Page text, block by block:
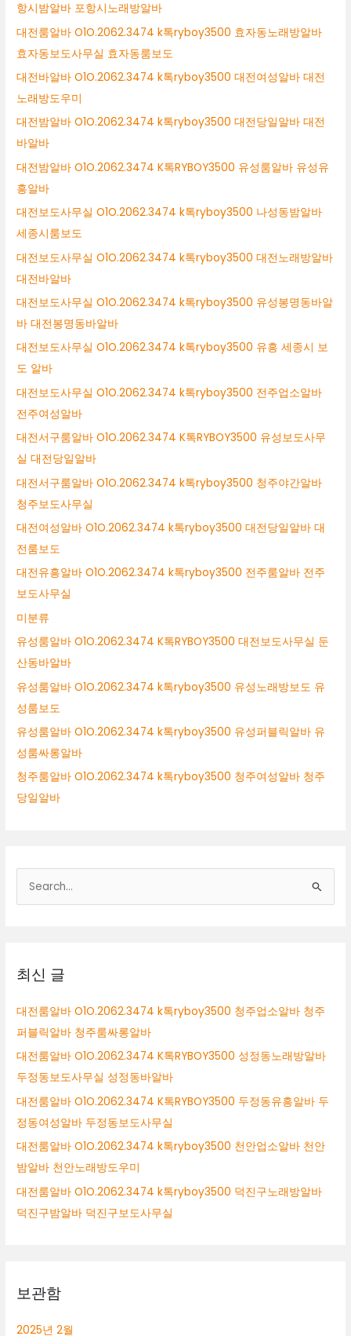
항시밤알바 포항시노래방알바
대전룸알바 O1O.2062.3474 k톡ryboy3500 효자동노래방알바
효자동보도사무실 효자동룸보도
대전바알바 O1O.2062.3474 k톡ryboy3500 대전여성알바 대전
노래방도우미
대전밤알바 O1O.2062.3474 k톡ryboy3500 대전당일알바 대전
바알바
대전밤알바 O1O.2062.3474 K톡RYBOY3500 유성룸알바 유성유
흥알바
대전보도사무실 O1O.2062.3474 k톡ryboy3500 나성동밤알바
세종시룸보도
대전보도사무실 O1O.2062.3474 k톡ryboy3500 대전노래방알바
대전바알바
대전보도사무실 O1O.2062.3474 k톡ryboy3500 유성봉명동바알
바 대전봉명동바알바
대전보도사무실 O1O.2062.3474 k톡ryboy3500 유흥 세종시 보
도 알바
대전보도사무실 O1O.2062.3474 k톡ryboy3500 전주업소알바
전주여성알바
대전서구룸알바 O1O.2062.3474 K톡RYBOY3500 유성보도사무
실 대전당일알바
대전서구룸알바 O1O.2062.3474 k톡ryboy3500 청주야간알바
청주보도사무실
대전여성알바 O1O.2062.3474 k톡ryboy3500 대전당일알바 대
전룸보도
대전유흥알바 O1O.2062.3474 k톡ryboy3500 전주룸알바 전주
보도사무실
미분류
유성룸알바 O1O.2062.3474 K톡RYBOY3500 대전보도사무실 둔
산동바알바
유성룸알바 O1O.2062.3474 k톡ryboy3500 유성노래방보도 유
성룸보도
유성룸알바 O1O.2062.3474 k톡ryboy3500 유성퍼블릭알바 유
성룸싸롱알바
청주룸알바 O1O.2062.3474 k톡ryboy3500 청주여성알바 청주
당일알바
색
최신 글
대전룸알바 O1O.2062.3474 k톡ryboy3500 청주업소알바 청주
퍼블릭알바 청주룸싸롱알바
대전룸알바 O1O.2062.3474 K톡RYBOY3500 성정동노래방알바
두정동보도사무실 성정동바알바
대전룸알바 O1O.2062.3474 K톡RYBOY3500 두정동유흥알바 두
정동여성알바 두정동보도사무실
대전룸알바 O1O.2062.3474 k톡ryboy3500 천안업소알바 천안
밤알바 천안노래방도우미
대전룸알바 O1O.2062.3474 k톡ryboy3500 덕진구노래방알바
덕진구밤알바 덕진구보도사무실
보관함
2025년 2월